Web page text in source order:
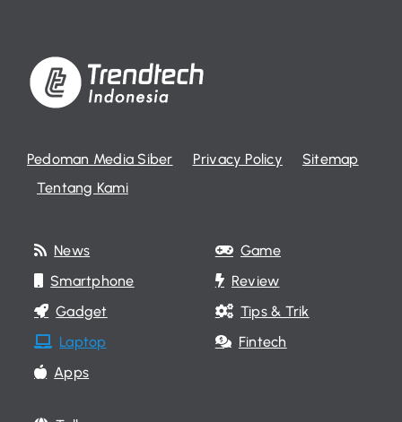
Pedoman Media Siber Privacy Policy
Sitemap
Tentang Kami
News
Smartphone
Gadget
Laptop
Apps
Game
Review
Tips & Trik
Fintech